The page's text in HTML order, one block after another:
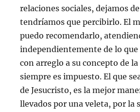
relaciones sociales, dejamos
tendríamos que percibirlo. El
puedo recomendarlo,
independientemente de lo
con arreglo a su concepto de
siempre es impuesto. El que
de Jesucristo, es la mejor
llevados por una veleta, por la